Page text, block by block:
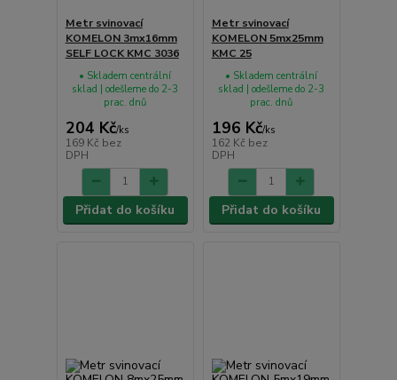
Metr svinovací
KOMELON 3mx16mm
SELF LOCK KMC 3036
204 Kč/ks
169 Kč bez
DPH
• Skladem centrální
sklad | odešleme do 2-3
prac. dnů
Přidat do košíku
Metr svinovací
KOMELON 5mx25mm
KMC 25
196 Kč/ks
162 Kč bez
DPH
• Skladem centrální
sklad | odešleme do 2-3
prac. dnů
Přidat do košíku